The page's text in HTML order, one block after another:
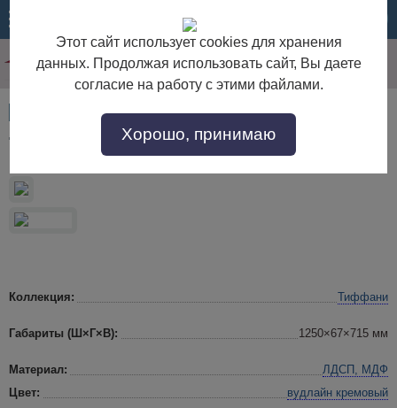
34278
Тиффани Зеркало 130
Коллекция: Тиффани
Габариты (Ш×Г×В): 1250×67×715 мм
Материал:
ЛДСП, МДФ
Цвет:
вудлайн кремовый
Этот сайт использует cookies для хранения
данных. Продолжая использовать сайт, Вы даете
согласие на работу с этими файлами.
Хорошо, принимаю